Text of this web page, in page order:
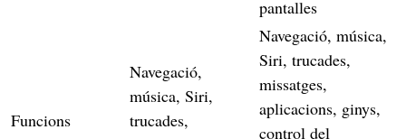
pantalles
Funcions
Navegació,
música, Siri,
trucades,
Navegació, música,
Siri, trucades,
missatges,
aplicacions, ginys,
control del